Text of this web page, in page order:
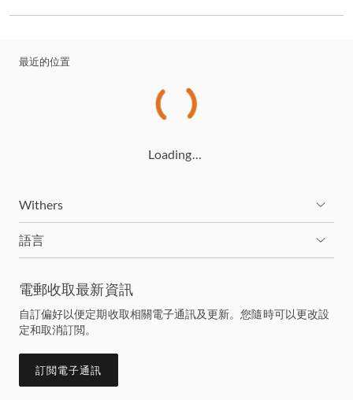
最近的位置
Loading…
Withers
語言
電郵收取最新資訊
自訂偏好以便定期收取相關電子通訊及更新。您隨時可以更改設
定和取消訂閲。
訂閲電子通訊